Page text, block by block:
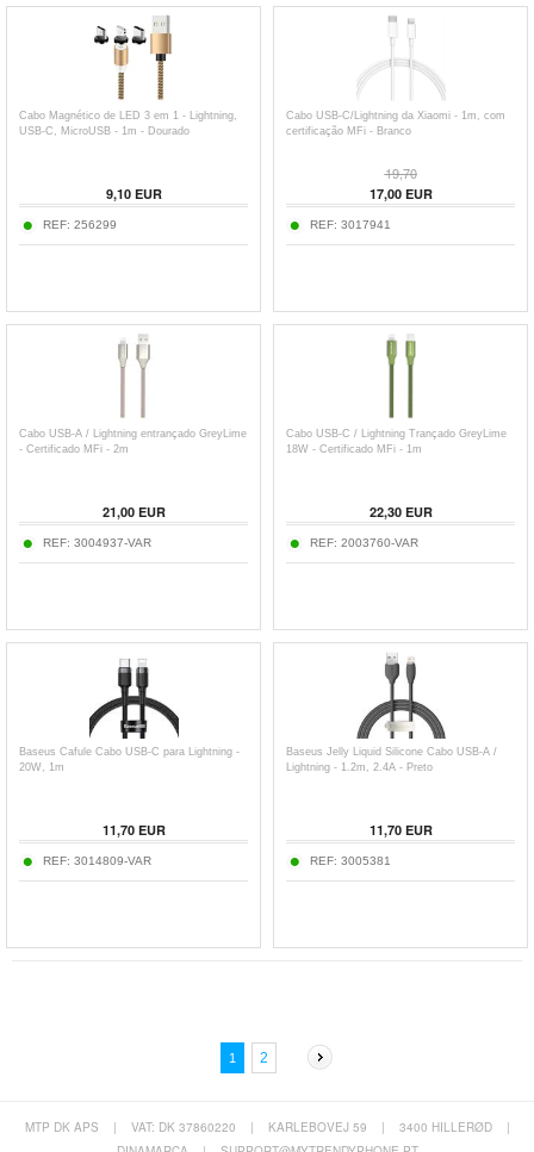
Cabo Magnético de LED 3 em 1 - Lightning,
USB-C, MicroUSB - 1m - Dourado
9,10EUR
REF: 256299
Cabo USB-C/Lightning da Xiaomi - 1m, com
certificação MFi - Branco
19,70
17,00EUR
REF: 3017941
Cabo USB-A / Lightning entrançado GreyLime
- Certificado MFi - 2m
21,00EUR
REF: 3004937-VAR
Cabo USB-C / Lightning Trançado GreyLime
18W - Certificado MFi - 1m
22,30EUR
REF: 2003760-VAR
Baseus Cafule Cabo USB-C para Lightning -
20W, 1m
11,70EUR
REF: 3014809-VAR
Baseus Jelly Liquid Silicone Cabo USB-A /
Lightning - 1.2m, 2.4A - Preto
11,70EUR
REF: 3005381
1 2
MTP DK APS | VAT: DK 37860220 | KARLEBOVEJ 59 | 3400 HILLERØD
|